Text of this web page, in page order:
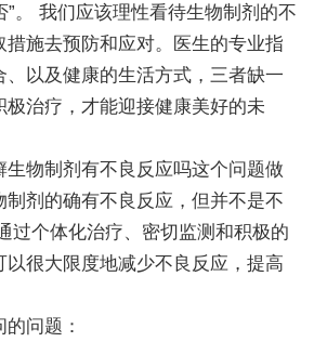
”。 我们应该理性看待生物制剂的不
措施去预防和应对。医生的专业指
、以及健康的生活方式，三者缺一
治疗，才能迎接健康美好的未
生物制剂有不良反应吗这个问题做
制剂的确有不良反应，但并不是不
过个体化治疗、密切监测和积极的
以很大限度地减少不良反应，提高
问题：